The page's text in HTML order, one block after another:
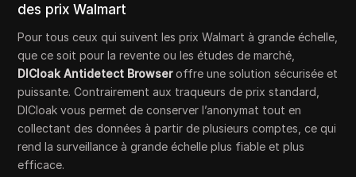
des prix Walmart
Pour tous ceux qui suivent les prix Walmart à grande échelle,
que ce soit pour la revente ou les études de marché,
DICloak Antidetect Browseroffre une solution sécurisée et
puissante. Contrairement aux traqueurs de prix standard,
DICloak vous permet de conserver l’anonymat tout en
collectant des données à partir de plusieurs comptes, ce qui
rend la surveillance à grande échelle plus fiable et plus
efficace.